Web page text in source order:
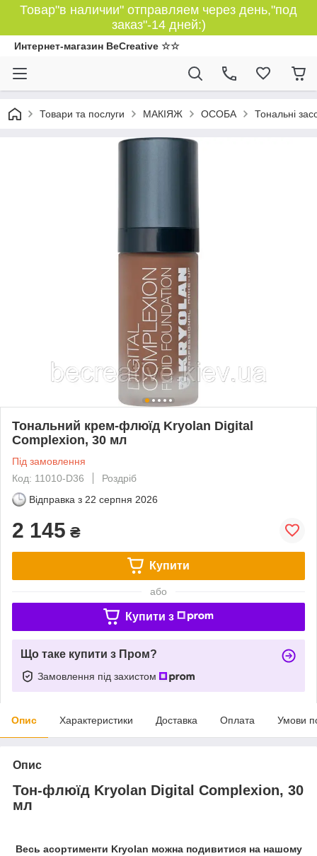
Товар"в наличии" отправляем через день,"под
заказ"-14 дней:)
Интернет-магазин BeCreative ☆☆
Товари та послуги МАКІЯЖ ОСОБА Тональні
Тональний крем-флюїд Kryolan Digital
Complexion, 30 мл
Під замовлення
Код: 11010-D36
Роздріб
Відправка з 22 серпня 2026
2 145 ₴
Купити
або
Купити з
Що таке купити з Пром?
Замовлення під захистом
Опис Характеристики Доставка Оплата Умови
Опис
Тон-флюїд Kryolan Digital Complexion, 30
мл
Весь асортименти Kryolan можна подивитися на нашому